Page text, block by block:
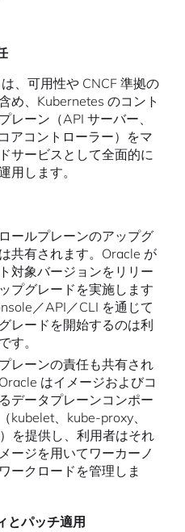
、可用性や CNCF 準拠の
め、Kubernetes のコント
レーン（API サーバー、
アコントローラー）をマ
サービスとして全面的に
用します。
ールプレーンのアップグ
共有されます。Oracle が
対象バージョンをリリー
プグレードを実施します
／API／CLI を通じて
レードを開始するのは利
す。
レーンの責任も共有され
はイメージおよびコ
データプレーンコンポー
kubelet、kube-proxy、
を提供し、利用者はそれ
ージを用いてワーカーノ
ークロードを管理しま
とパッチ適用